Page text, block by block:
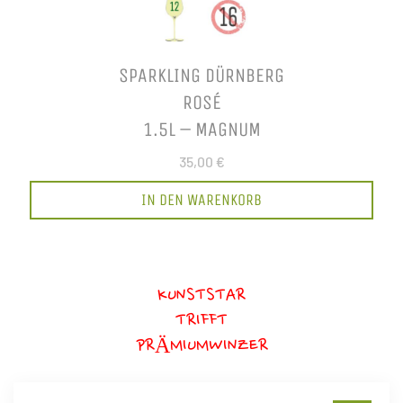
SPARKLING DÜRNBERG
ROSÉ
1.5L – MAGNUM
35,00 €
IN DEN WARENKORB
KUNSTSTAR
TRIFFT
PRÄMIUMWINZER